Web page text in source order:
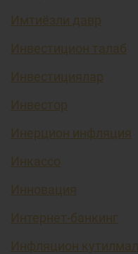
Имтиёзли давр
Инвестицион талаб
Инвестициялар
Инвестор
Инерцион инфляция
Инкассо
Инновация
Интернет-банкинг
Инфляцион